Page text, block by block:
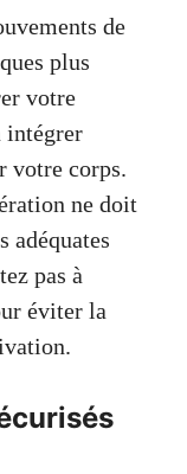
de
plus
votre
intégrer
votre corps.
ne doit
adéquates
pas à
éviter la